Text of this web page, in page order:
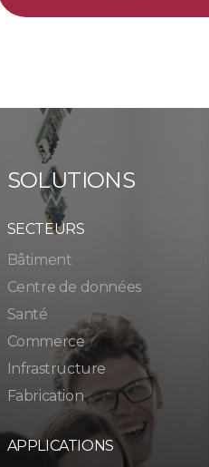
SOLUTIONS
SECTEURS
Bâtiment
Centre de données
Santé
Commerce
Infrastructure
Fabrication
APPLICATIONS